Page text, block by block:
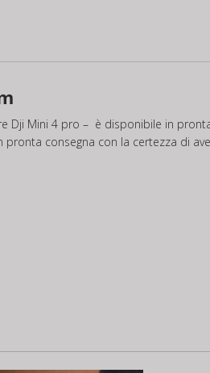
Dji Mini 4 pro – è disponibile in
pronta consegna con la certezza di